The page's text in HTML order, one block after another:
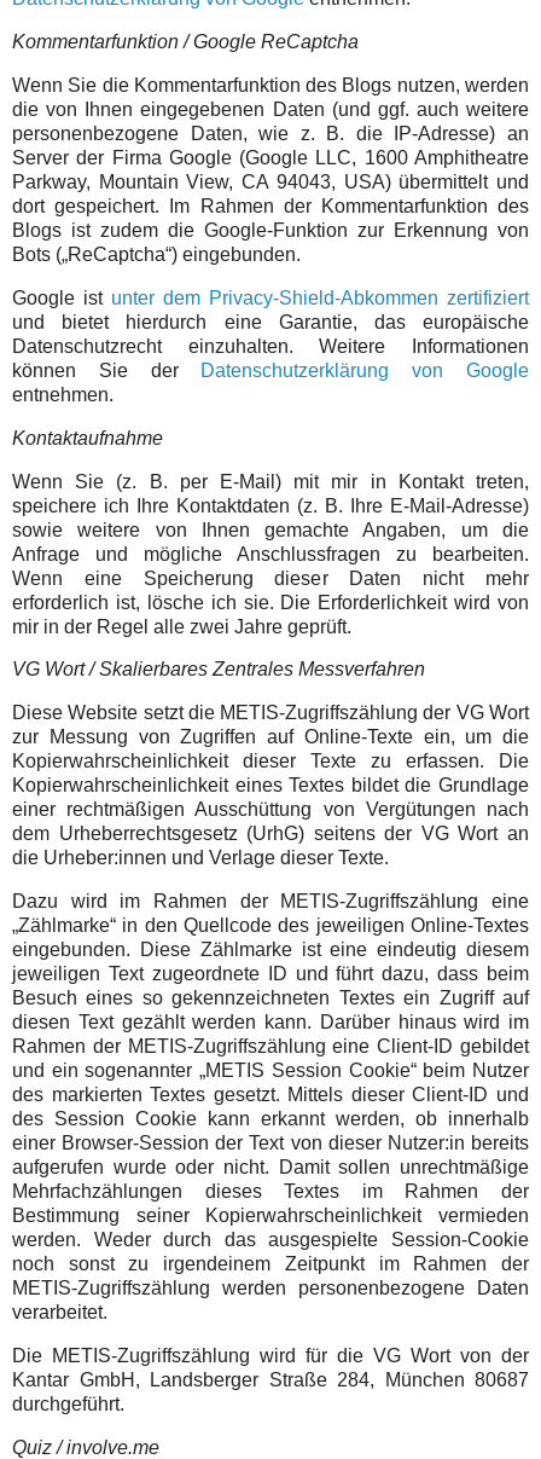
Kommentarfunktion / Google ReCaptcha
Wenn Sie die Kommentarfunktion des Blogs nutzen, werden
die von Ihnen eingegebenen Daten (und ggf. auch weitere
personenbezogene Daten, wie z. B. die IP-Adresse) an
Server der Firma Google (Google LLC, 1600 Amphitheatre
Parkway, Mountain View, CA 94043, USA) übermittelt und
dort gespeichert. Im Rahmen der Kommentarfunktion des
Blogs ist zudem die Google-Funktion zur Erkennung von
Bots („ReCaptcha“) eingebunden.
Google ist unter dem Privacy-Shield-Abkommen zertifiziert
und bietet hierdurch eine Garantie, das europäische
Datenschutzrecht einzuhalten. Weitere Informationen
können Sie der Datenschutzerklärung von Google
entnehmen.
Kontaktaufnahme
Wenn Sie (z. B. per E-Mail) mit mir in Kontakt treten,
speichere ich Ihre Kontaktdaten (z. B. Ihre E-Mail-Adresse)
sowie weitere von Ihnen gemachte Angaben, um die
Anfrage und mögliche Anschlussfragen zu bearbeiten.
Wenn eine Speicherung dieser Daten nicht mehr
erforderlich ist, lösche ich sie. Die Erforderlichkeit wird von
mir in der Regel alle zwei Jahre geprüft.
VG Wort / Skalierbares Zentrales Messverfahren
Diese Website setzt die METIS-Zugriffszählung der VG Wort
zur Messung von Zugriffen auf Online-Texte ein, um die
Kopierwahrscheinlichkeit dieser Texte zu erfassen. Die
Kopierwahrscheinlichkeit eines Textes bildet die Grundlage
einer rechtmäßigen Ausschüttung von Vergütungen nach
dem Urheberrechtsgesetz (UrhG) seitens der VG Wort an
die Urheber:innen und Verlage dieser Texte.
Dazu wird im Rahmen der METIS-Zugriffszählung eine
„Zählmarke“ in den Quellcode des jeweiligen Online-Textes
eingebunden. Diese Zählmarke ist eine eindeutig diesem
jeweiligen Text zugeordnete ID und führt dazu, dass beim
Besuch eines so gekennzeichneten Textes ein Zugriff auf
diesen Text gezählt werden kann. Darüber hinaus wird im
Rahmen der METIS-Zugriffszählung eine Client-ID gebildet
und ein sogenannter „METIS Session Cookie“ beim Nutzer
des markierten Textes gesetzt. Mittels dieser Client-ID und
des Session Cookie kann erkannt werden, ob innerhalb
einer Browser-Session der Text von dieser Nutzer:in bereits
aufgerufen wurde oder nicht. Damit sollen unrechtmäßige
Mehrfachzählungen dieses Textes im Rahmen der
Bestimmung seiner Kopierwahrscheinlichkeit vermieden
werden. Weder durch das ausgespielte Session-Cookie
noch sonst zu irgendeinem Zeitpunkt im Rahmen der
METIS-Zugriffszählung werden personenbezogene Daten
verarbeitet.
Die METIS-Zugriffszählung wird für die VG Wort von der
Kantar GmbH, Landsberger Straße 284, München 80687
durchgeführt.
Quiz / involve.me